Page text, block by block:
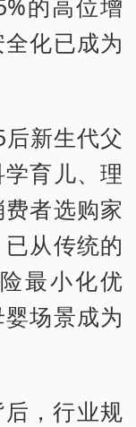
化已成为
新生代父
育儿、理
者选购家
从传统的
最小化优
场景成为
，行业规